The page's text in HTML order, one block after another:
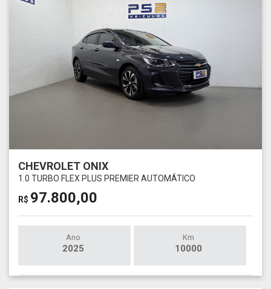
CHEVROLET ONIX
1.0 TURBO FLEX PLUS PREMIER AUTOMÁTICO
R$ 97.800,00
Ano
2025
Km
10000